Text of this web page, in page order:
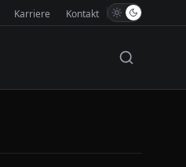
Karriere Kontakt